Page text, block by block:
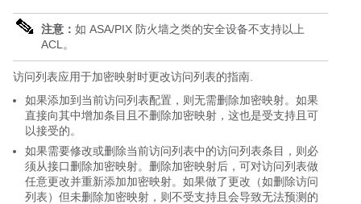
注意： 如 ASA/PIX 防火墙之类的安全设备不支持以上
ACL。
访问列表应用于加密映射时更改访问列表的指南.
如果添加到当前访问列表配置，则无需删除加密映射。如果
直接向其中增加条目且不删除加密映射，这也是受支持且可
以接受的。
如果需要修改或删除当前访问列表中的访问列表条目，则必
须从接口删除加密映射。删除加密映射后，可对访问列表做
任意更改并重新添加加密映射。如果做了更改（如删除访问
列表）但未删除加密映射，则不受支持且会导致无法预测的